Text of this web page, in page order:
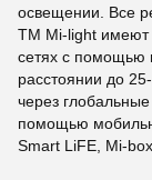
освещении. Все
ТМ Mi-light имеют
сетях с помощью
расстоянии до
через
помощью
Smart LiFE, Mi-